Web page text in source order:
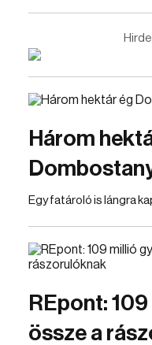
Három
Egy fatároló is lángra
REpont:
össze a